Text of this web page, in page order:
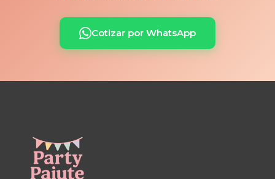
Cotizar por WhatsApp